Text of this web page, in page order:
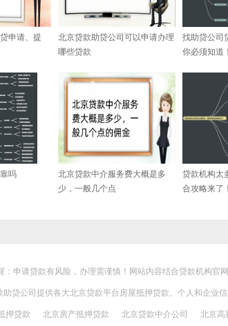
申请、提
北京贷款助贷公司可以申请办理
哪些贷款
找助贷公司
你必须知道！
吗
北京贷款中介服务费大概是多
少，一般几个点
贷款机构太
合攻略来了！
：申请贷款有风险，办理需谨慎！网站内容结合贷款机构官
助贷公司提供各大北京贷款平台房屋抵押贷款、个人和企业
押贷款 北京房产抵押贷款 北京贷款中介公司 北京高